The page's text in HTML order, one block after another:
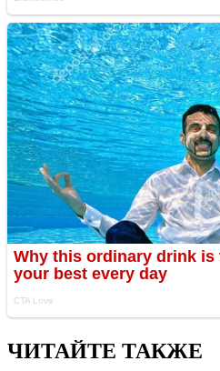
ЧИТАЙТЕ ТАКЖЕ